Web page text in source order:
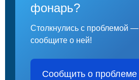
фонарь?
Столкнулись с проблемой —
сообщите о ней!
Сообщить о проблеме